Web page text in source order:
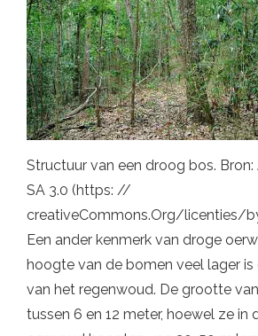
Structuur van een droog bos. Bron:
SA 3.0 (https: //
creativeCommons.Org/licenties/
Een ander kenmerk van droge
hoogte van de bomen veel lager
van het regenwoud. De grootte
tussen 6 en 12 meter, hoewel ze in